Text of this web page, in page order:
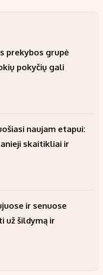
prekybos grupė
pokyčių gali
naujam etapui:
skaitikliai ir
ir senuose
už šildymą ir